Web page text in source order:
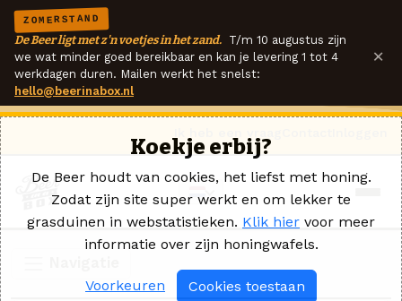
ZOMERSTAND
De Beer ligt met z'n voetjes in het zand. T/m 10 augustus zijn
we wat minder goed bereikbaar en kan je levering 1 tot 4
werkdagen duren. Mailen werkt het snelst:
hello@beerinabox.nl
×
Koekje erbij?
De Beer houdt van cookies, het liefst met honing.
Zodat zijn site super werkt en om lekker te
grasduinen in webstatistieken. Klik hier voor meer
informatie over zijn honingwafels.
Voorkeuren Cookies toestaan